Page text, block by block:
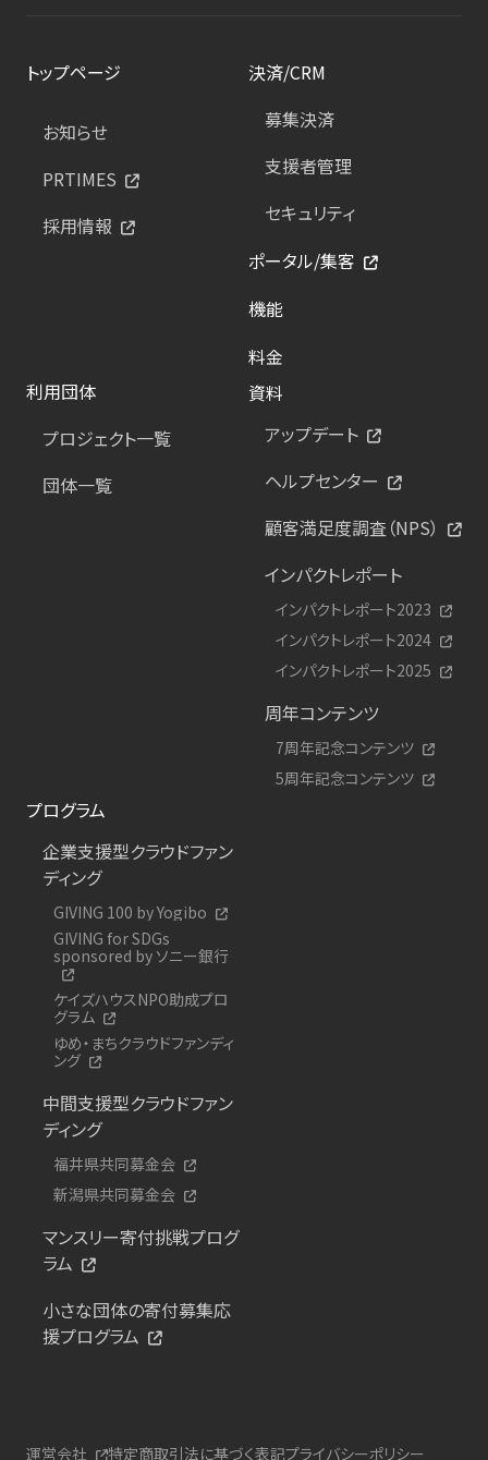
トップページ
お知らせ
PRTIMES
採用情報
決済/CRM
募集決済
支援者管理
セキュリティ
ポータル/集客
機能
料金
利用団体
プロジェクト一覧
団体一覧
資料
アップデート
ヘルプセンター
顧客満足度調査（NPS）
インパクトレポート
インパクトレポート2023
インパクトレポート2024
インパクトレポート2025
周年コンテンツ
7周年記念コンテンツ
5周年記念コンテンツ
プログラム
企業支援型クラウドファン
ディング
GIVING 100 by Yogibo
GIVING for SDGs
sponsored by ソニー銀行
ケイズハウスNPO助成プロ
グラム
ゆめ・まちクラウドファンディ
ング
中間支援型クラウドファン
ディング
福井県共同募金会
新潟県共同募金会
マンスリー寄付挑戦プログ
ラム
小さな団体の寄付募集応
援プログラム
運営会社 特定商取引法に基づく表記プライバシーポリシー